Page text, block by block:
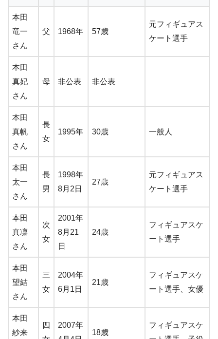
本田
竜一
さん
父 1968年 57歳
元フィギュアス
ケート選手
本田
真妃
さん
母 非公表 非公表
本田
真帆
さん
長
女
1995年 30歳 一般人
本田
太一
さん
長
男
1998年
8月2日
27歳
元フィギュアス
ケート選手
本田
真凜
さん
次
女
2001年
8月21
日
24歳
フィギュアスケ
ート選手
本田
望結
さん
三
女
2004年
6月1日
21歳
フィギュアスケ
ート選手、女優
本田
紗来
四
2007年
18歳
フィギュアスケ